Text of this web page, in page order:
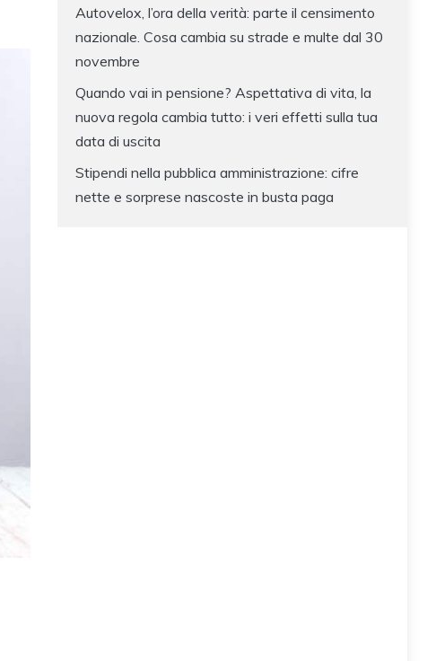
Autovelox, l’ora della verità: parte il censimento
nazionale. Cosa cambia su strade e multe dal 30
novembre
Quando vai in pensione? Aspettativa di vita, la
nuova regola cambia tutto: i veri effetti sulla tua
data di uscita
Stipendi nella pubblica amministrazione: cifre
nette e sorprese nascoste in busta paga